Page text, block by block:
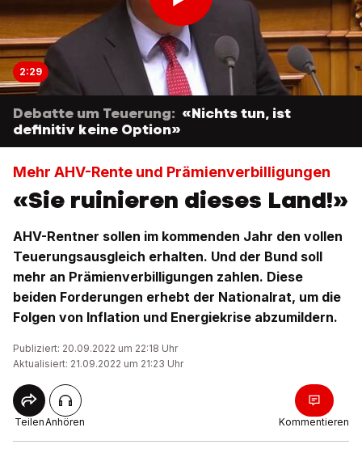
2:29
Debatte um Teuerung: «Nichts tun, ist
definitiv keine Option»
Mehr AHV-Rente und Prämienverbilligungen
«Sie ruinieren dieses Land!»
AHV-Rentner sollen im kommenden Jahr den vollen
Teuerungsausgleich erhalten. Und der Bund soll
mehr an Prämienverbilligungen zahlen. Diese
beiden Forderungen erhebt der Nationalrat, um die
Folgen von Inflation und Energiekrise abzumildern.
Publiziert: 20.09.2022 um 22:18 Uhr
Aktualisiert: 21.09.2022 um 21:23 Uhr
TeilenAnhören Kommentieren